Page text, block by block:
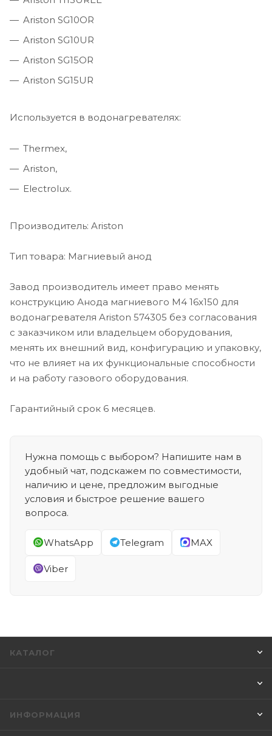
Ariston SG10OR
Ariston SG10UR
Ariston SG15OR
Ariston SG15UR
Используется в водонагревателях:
Thermex,
Ariston,
Electrolux.
Производитель: Ariston
Тип товара: Магниевый анод
Завод производитель имеет право менять
конструкцию Анода магниевого M4 16x150 для
водонагревателя Ariston 574305 без согласования
с заказчиком или владельцем оборудования,
менять их внешний вид, конфигурацию и упаковку,
что не влияет на их функциональные способности
и на работу газового оборудования.
Гарантийный срок 6 месяцев.
Нужна помощь с выбором? Напишите нам в
удобный чат, подскажем по совместимости,
наличию и цене, предложим выгодные
условия и быстрое решение вашего
вопроса.
WhatsApp Telegram MAX
Viber
КАТАЛОГ
ИНФОРМАЦИЯ